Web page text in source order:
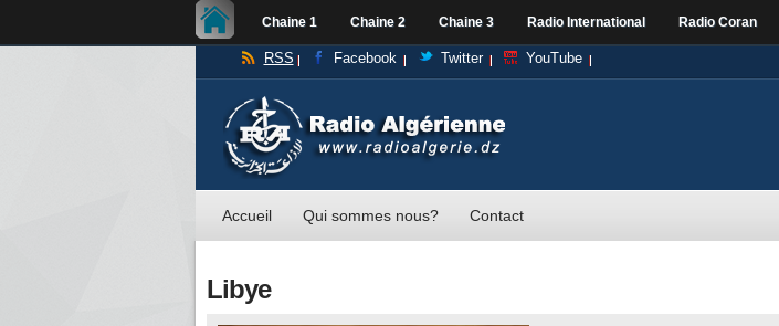
Chaine 1 Chaine 2 Chaine 3 Radio International Radio Coran
RSS Facebook Twitter YouTube
Accueil Qui sommes nous? Contact
Libye